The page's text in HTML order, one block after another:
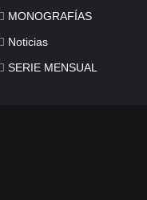
MONOGRAFÍAS
Noticias
SERIE MENSUAL